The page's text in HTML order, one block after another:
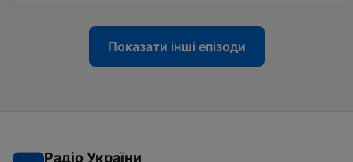
Показати інші епізоди
Радіо України